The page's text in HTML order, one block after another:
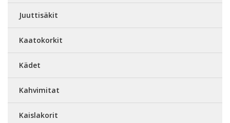
Juuttisäkit
Kaatokorkit
Kädet
Kahvimitat
Kaislakorit